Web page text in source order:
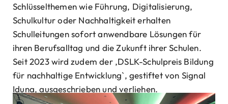
Schlüsselthemen wie Führung, Digitalisierung,
Schulkultur oder Nachhaltigkeit erhalten
Schulleitungen sofort anwendbare Lösungen für
ihren Berufsalltag und die Zukunft ihrer Schulen.
Seit 2023 wird zudem der ‚DSLK-Schulpreis Bildung
für nachhaltige Entwicklung`, gestiftet von Signal
Iduna, ausgeschrieben und verliehen.